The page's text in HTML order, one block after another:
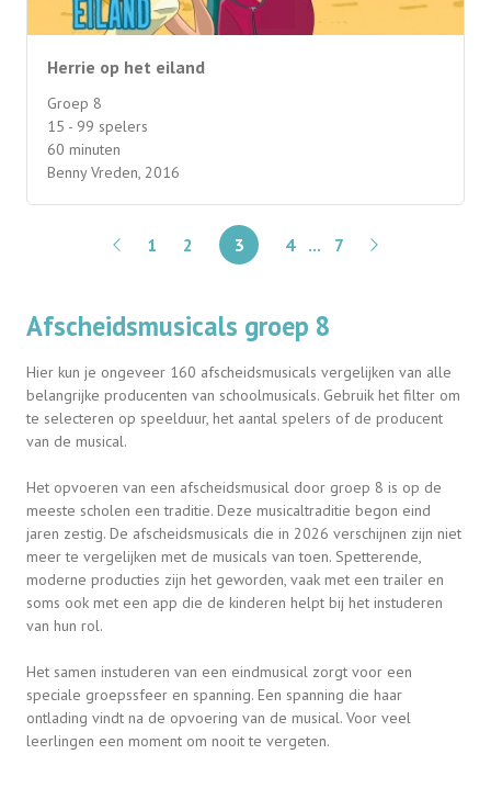
Herrie op het eiland
Groep 8
15 - 99 spelers
60 minuten
Benny Vreden, 2016
1 2 3 4 ... 7
Afscheidsmusicals groep 8
Hier kun je ongeveer 160 afscheidsmusicals vergelijken van alle
belangrijke producenten van schoolmusicals. Gebruik het filter om
te selecteren op speelduur, het aantal spelers of de producent
van de musical.
Het opvoeren van een afscheidsmusical door groep 8 is op de
meeste scholen een traditie. Deze musicaltraditie begon eind
jaren zestig. De afscheidsmusicals die in 2026 verschijnen zijn niet
meer te vergelijken met de musicals van toen. Spetterende,
moderne producties zijn het geworden, vaak met een trailer en
soms ook met een app die de kinderen helpt bij het instuderen
van hun rol.
Het samen instuderen van een eindmusical zorgt voor een
speciale groepssfeer en spanning. Een spanning die haar
ontlading vindt na de opvoering van de musical. Voor veel
leerlingen een moment om nooit te vergeten.